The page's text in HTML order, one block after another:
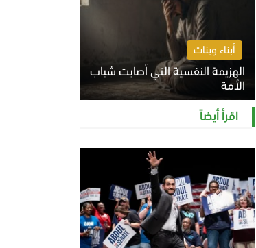
أبناء وبنات
الهزيمة النفسية التي أصابت شباب
الأمة
الخميس 6 أغسطس 2026 11:12 ص
اقرأ أيضاً